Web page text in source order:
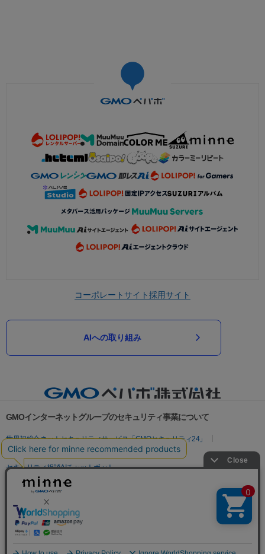
コーポレートサイト採用サイト
AIへの取り組み
GMOインターネットグループのセキュリティ事業について
世界初総合ネットセキュリティサービス「GMOセキュリティ24」
パスワード漏洩診断
Webサイトリスク診断
セキュリティ相談AIチャットボット
実在証明・盗聴対策
サイバー攻撃対策（GMO Flatt Security）
セキュリティ事業の軌跡